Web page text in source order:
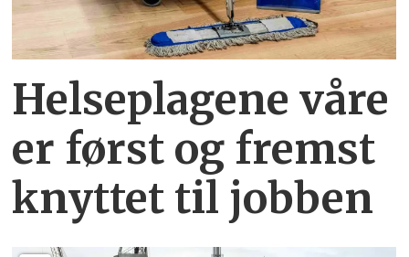
Helseplagene våre
er først og fremst
knyttet til jobben